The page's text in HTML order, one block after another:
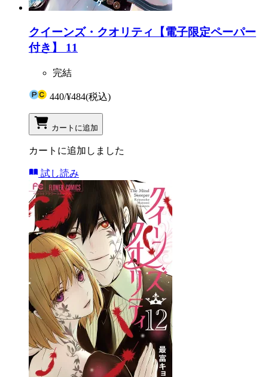
クイーンズ・クオリティ【電子限定ペーパー
付き】 11
完結
440/¥484(税込)
カートに追加
カートに追加しました
試し読み